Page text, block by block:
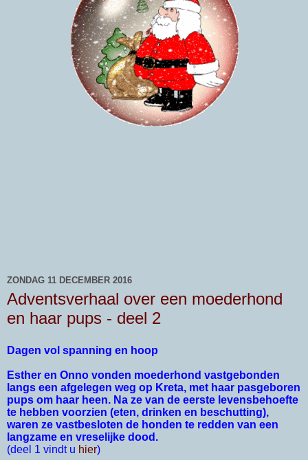
ZONDAG 11 DECEMBER 2016
Adventsverhaal over een moederhond
en haar pups - deel 2
Dagen vol spanning en hoop
Esther en Onno vonden moederhond vastgebonden
langs een afgelegen weg op Kreta, met haar pasgeboren
pups om haar heen. Na ze van de eerste levensbehoefte
te hebben voorzien (eten, drinken en beschutting),
waren ze vastbesloten de honden te redden van een
langzame en vreselijke dood.
(deel 1 vindt u hier)